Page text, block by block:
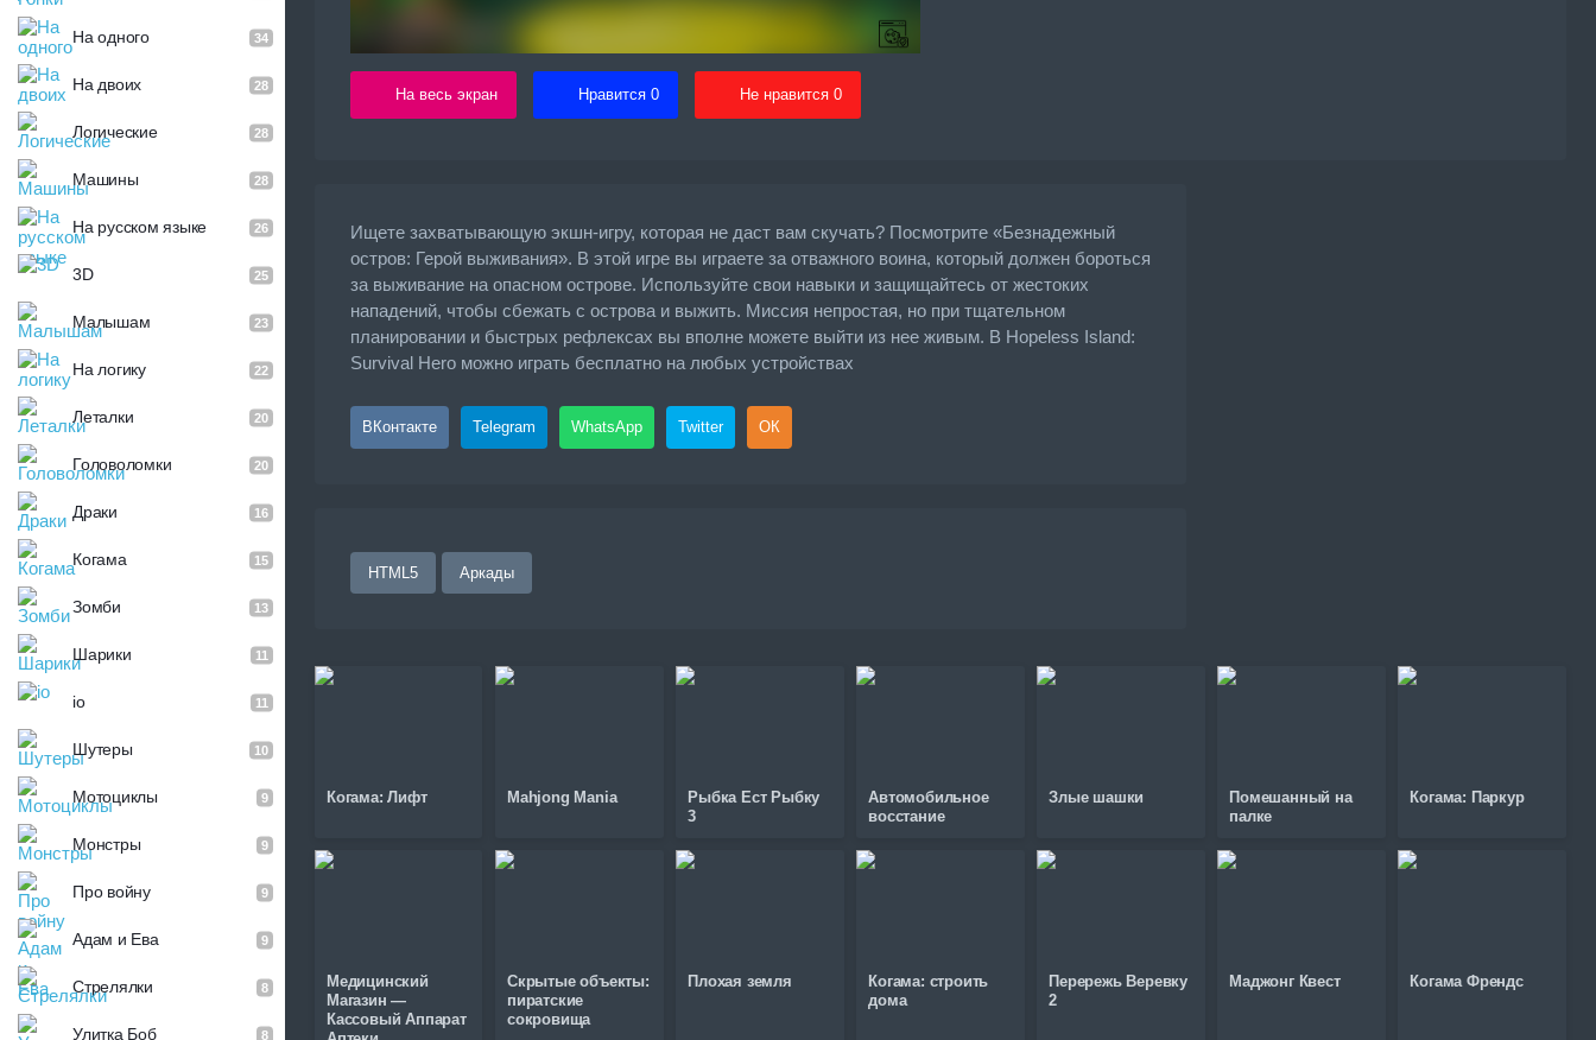
На одного 34
На двоих 28
Логические 28
Машины 28
На русском языке 26
3D 25
Малышам 23
На логику 22
Леталки 20
Головоломки 20
Драки 16
Когама 15
Зомби 13
Шарики 11
io 11
Шутеры 10
Мотоциклы 9
Монстры 9
Про войну 9
Адам и Ева 9
Стрелялки 8
Улитка Боб 8
На весь экран Нравится 0 Не нравится 0
Ищете захватывающую экшн-игру, которая не даст вам скучать? Посмотрите «Безнадежный
остров: Герой выживания». В этой игре вы играете за отважного воина, который должен бороться
за выживание на опасном острове. Используйте свои навыки и защищайтесь от жестоких
нападений, чтобы сбежать с острова и выжить. Миссия непростая, но при тщательном
планировании и быстрых рефлексах вы вполне можете выйти из нее живым. В Hopeless Island:
Survival Hero можно играть бесплатно на любых устройствах
ВКонтакте Telegram WhatsApp Twitter ОК
HTML5 Аркады
Когама: Лифт Mahjong Mania
Рыбка Ест Рыбку
3
Автомобильное
восстание
Злые шашки
Помешанный на
палке
Когама: Паркур
Медицинский
Магазин —
Кассовый Аппарат
Скрытые объекты:
пиратские
сокровища
Плохая земля
Когама: строить
дома
Перережь Веревку
2
Маджонг Квест Когама Френдс